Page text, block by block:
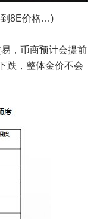
到8E价格…)
，币商预计会提前
跌，整体金价不会